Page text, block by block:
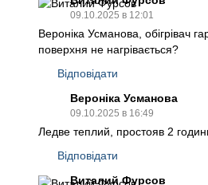
09.10.2025 в 12:01
Вероніка Усманова, обігрівач
поверхня не нагрівається?
Відповідати
Вероніка Усманова
09.10.2025 в 16:49
Ледве теплий, простояв 2
Відповідати
Виталий Фурсов